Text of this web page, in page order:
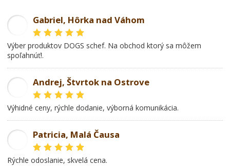
Gabriel, Hôrka nad Váhom
Výber produktov DOGS schef. Na obchod ktorý sa môžem
spoľahnúť!.
Andrej, Štvrtok na Ostrove
Výhidné ceny, rýchle dodanie, výborná komunikácia.
Patricia, Malá Čausa
rýchle odoslanie, skvelá cena.